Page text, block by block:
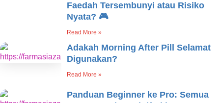
Faedah Tersembunyi atau Risiko
Nyata? 🎮
Read More »
Adakah Morning After Pill Selamat
Digunakan?
Read More »
Panduan Beginner ke Pro: Semua